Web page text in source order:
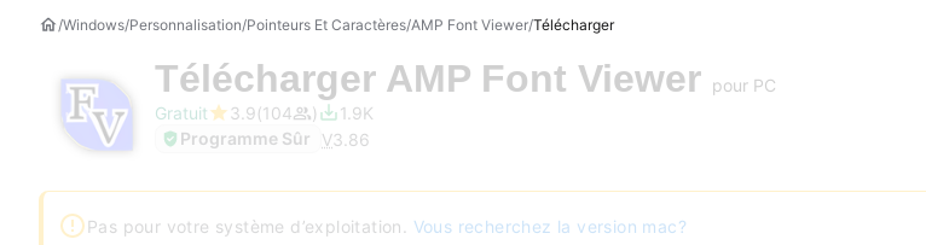
Windows Personnalisation Pointeurs Et Caractères AMP Font Viewer Télécharger
Télécharger AMP Font Viewer pour PC
Gratuit
3.9 104
1.9K
Programme Sûr
V3.86
Pas pour votre système d’exploitation. Vous recherchez la version mac?